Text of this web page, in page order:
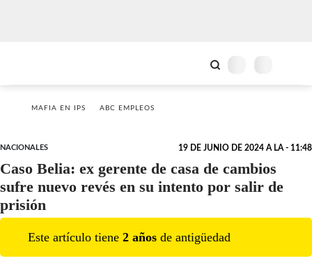
MAFIA EN IPS ABC EMPLEOS
NACIONALES 19 DE JUNIO DE 2024 A LA - 11:48
Caso Belia: ex gerente de casa de cambios
sufre nuevo revés en su intento por salir de
prisión
Este artículo tiene 2 años de antigüedad